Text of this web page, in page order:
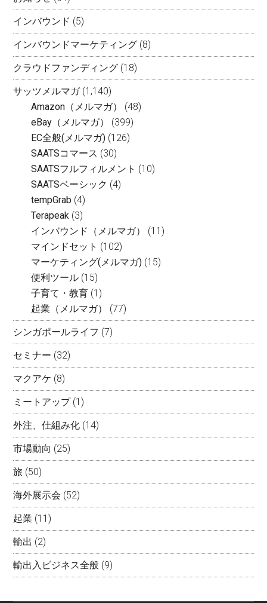
インバウンド (5)
インバウンドマーケティング (8)
クラウドファンディング (18)
サッツメルマガ(1,140)
Amazon（メルマガ）
(48)
eBay（メルマガ）
(399)
EC全般(メルマガ) (126)
SAATSコマース (30)
SAATSフルフィルメント (10)
SAATSベーシック (4)
tempGrab (4)
Terapeak (3)
インバウンド（メルマガ）
(11)
マインドセット (102)
マーケティング(メルマガ) (15)
便利ツール (15)
子育て・教育 (1)
起業（メルマガ）
(77)
シンガポールライフ (7)
セミナー (32)
マクアケ (8)
ミートアップ(1)
外注、仕組み化 (14)
市場動向 (25)
旅 (50)
海外展示会 (52)
起業 (11)
輸出 (2)
輸出入ビジネス全般 (9)